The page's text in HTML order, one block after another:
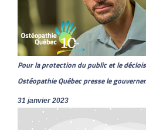
Pour la protection du public et le
Ostéopathie Québec presse le
31 janvier 2023